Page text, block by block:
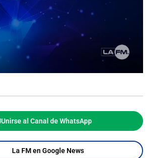
Unirse al Canal de WhatsApp
La FM en Google News